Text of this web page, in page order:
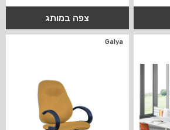
צפה במותג
Galya